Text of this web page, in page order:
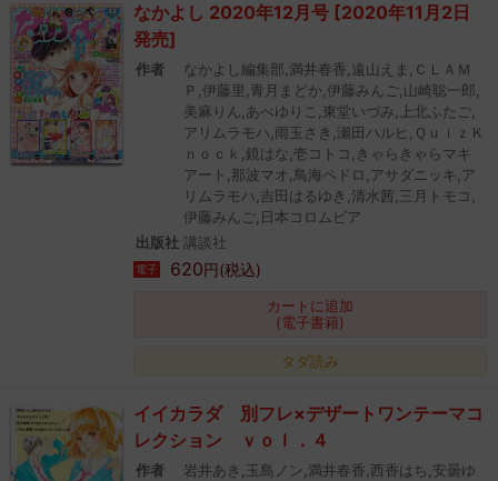
なかよし 2020年12月号 [2020年11月2日
発売]
作者
なかよし編集部,満井春香,遠山えま,ＣＬＡＭ
Ｐ,伊藤里,青月まどか,伊藤みんご,山崎聡一郎,
美麻りん,あべゆりこ,東堂いづみ,上北ふたご,
アリムラモハ,雨玉さき,瀬田ハルヒ,ＱｕｉｚＫ
ｎｏｃｋ,鏡はな,壱コトコ,きゃらきゃらマキ
アート,那波マオ,鳥海ペドロ,アサダニッキ,ア
リムラモハ,吉田はるゆき,清水茜,三月トモコ,
伊藤みんご,日本コロムビア
出版社 講談社
電子 620円(税込)
カートに追加
(電子書籍)
タダ読み
イイカラダ 別フレ×デザートワンテーマコ
レクション ｖｏｌ．４
作者
岩井あき,玉島ノン,満井春香,西香はち,安曇ゆ